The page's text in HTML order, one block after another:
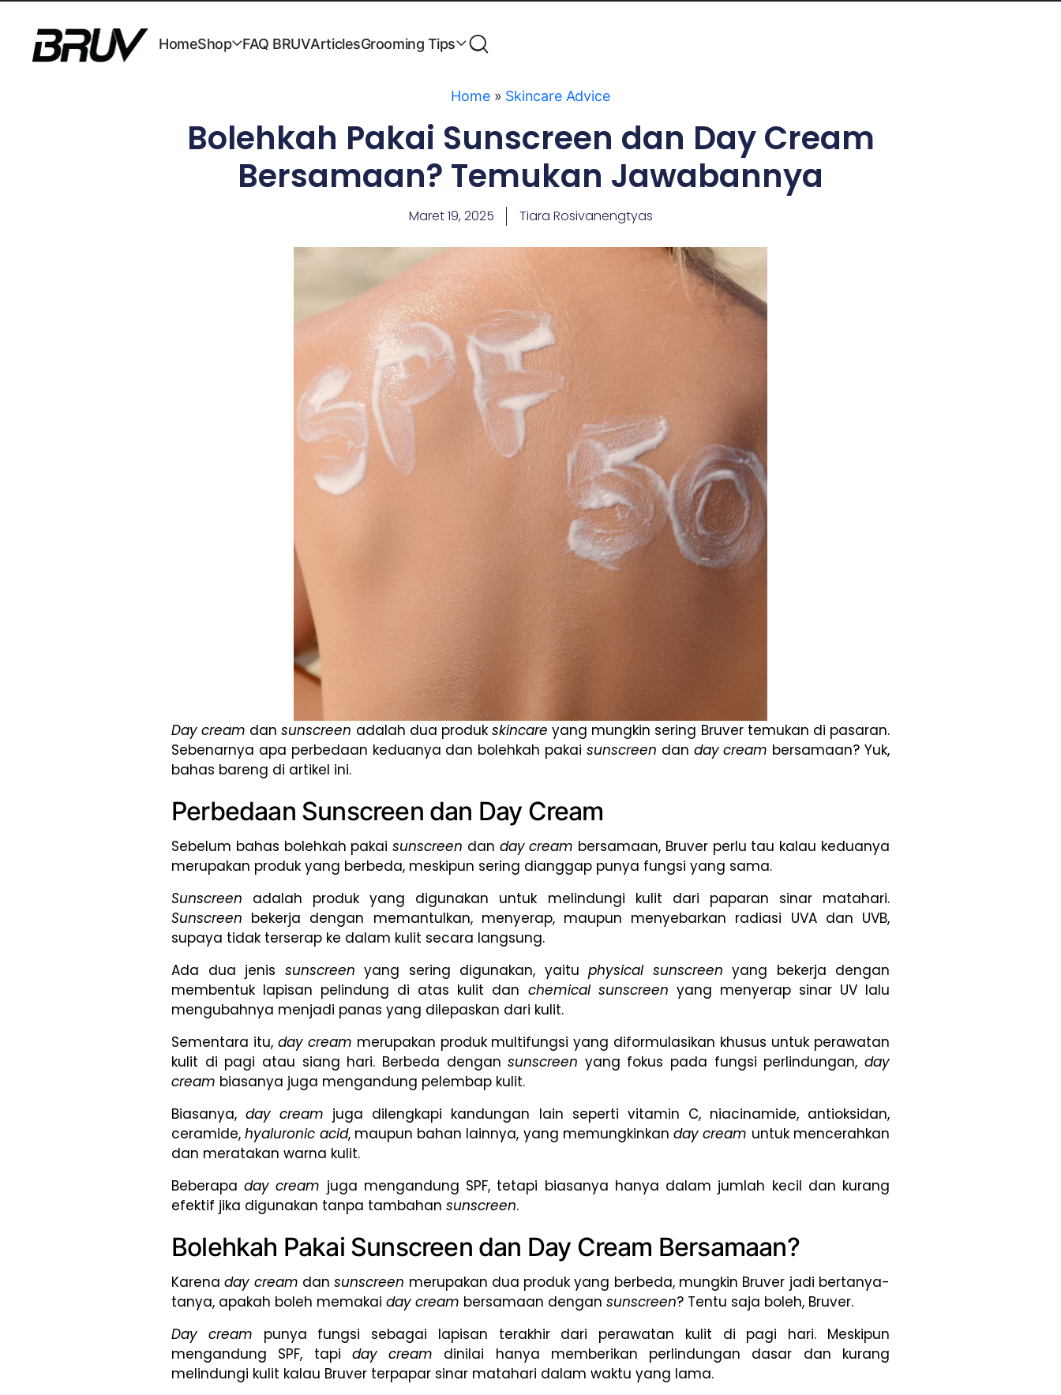
HomeShop FAQ BRUVArticlesGrooming Tips
Home» Skincare Advice
Bolehkah Pakai Sunscreen dan Day Cream
Bersamaan? Temukan Jawabannya
Maret 19, 2025 Tiara Rosivanengtyas
Day cream dansunscreen adalah dua produkskincareyang mungkin sering Bruver temukan di pasaran.
Sebenarnya apa perbedaan keduanya dan bolehkah pakai sunscreen dan day cream bersamaan? Yuk,
bahas bareng di artikel ini.
Perbedaan Sunscreen dan Day Cream
Sebelum bahas bolehkah pakaisunscreen dan day cream bersamaan, Bruver perlu tau kalau keduanya
merupakan produk yang berbeda, meskipun sering dianggap punya fungsi yang sama.
Sunscreen adalah produk yang digunakan untuk melindungi kulit dari paparan sinar matahari.
Sunscreen bekerja dengan memantulkan, menyerap, maupun menyebarkan radiasi UVA dan UVB,
supaya tidak terserap ke dalam kulit secara langsung.
Ada dua jenis sunscreen yang sering digunakan, yaitu physical sunscreen yang bekerja dengan
membentuk lapisan pelindung di atas kulit dan chemical sunscreen yang menyerap sinar UV lalu
mengubahnya menjadi panas yang dilepaskan dari kulit.
Sementara itu, day cream merupakan produk multifungsi yang diformulasikan khusus untuk perawatan
kulit di pagi atau siang hari. Berbeda dengansunscreen yang fokus pada fungsi perlindungan,day
cream biasanya juga mengandung pelembap kulit.
Biasanya,day cream juga dilengkapi kandungan lain seperti vitamin C, niacinamide, antioksidan,
ceramide,hyaluronic acid, maupun bahan lainnya, yang memungkinkanday cream untuk mencerahkan
dan meratakan warna kulit.
Beberapaday cream juga mengandung SPF, tetapi biasanya hanya dalam jumlah kecil dan kurang
efektif jika digunakan tanpa tambahan sunscreen.
Bolehkah Pakai Sunscreen dan Day Cream Bersamaan?
Karenaday cream dansunscreen merupakan dua produk yang berbeda, mungkin Bruver jadi bertanya-
tanya, apakah boleh memakai day cream bersamaan dengan sunscreen? Tentu saja boleh, Bruver.
Day cream punya fungsi sebagai lapisan terakhir dari perawatan kulit di pagi hari. Meskipun
mengandung SPF, tapi day cream dinilai hanya memberikan perlindungan dasar dan kurang
melindungi kulit kalau Bruver terpapar sinar matahari dalam waktu yang lama.